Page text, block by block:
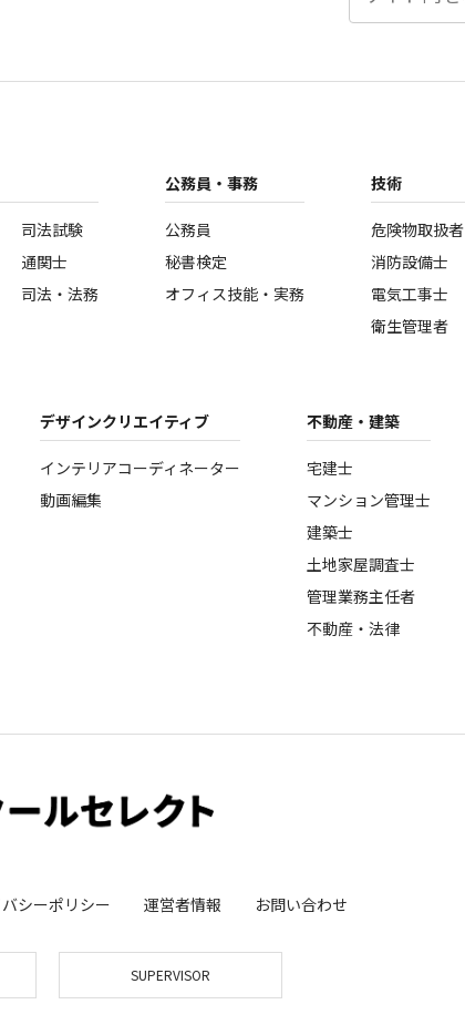
司法試験
通関士
司法・法務
公務員・事務
公務員
秘書検定
オフィス技能・実務
技術
危険物取扱者
消防設備士
電気工事士
衛生管理者
デザインクリエイティブ
インテリアコーディネーター
動画編集
不動産・建築
宅建士
マンション管理士
建築士
土地家屋調査士
管理業務主任者
不動産・法律
シーポリシー 運営者情報 お問い合わせ
SUPERVISOR